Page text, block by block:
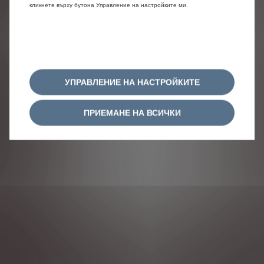
кликнете върху бутона Управление на настройките ми.
УПРАВЛЕНИЕ НА НАСТРОЙКИТЕ
ПРИЕМАНЕ НА ВСИЧКИ